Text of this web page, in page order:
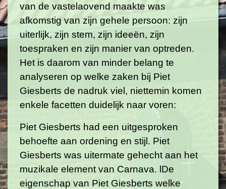
van de vastelaovend maakte was
afkomstig van zijn gehele persoon: zijn
uiterlijk, zijn stem, zijn ideeën, zijn
toespraken en zijn manier van optreden.
Het is daarom van minder belang te
analyseren op welke zaken bij Piet
Giesberts de nadruk viel, niettemin komen
enkele facetten duidelijk naar voren:
Piet Giesberts had een uitgesproken
behoefte aan ordening en stijl. Piet
Giesberts was uitermate gehecht aan het
muzikale element van Carnava. lDe
eigenschap van Piet Giesberts welke